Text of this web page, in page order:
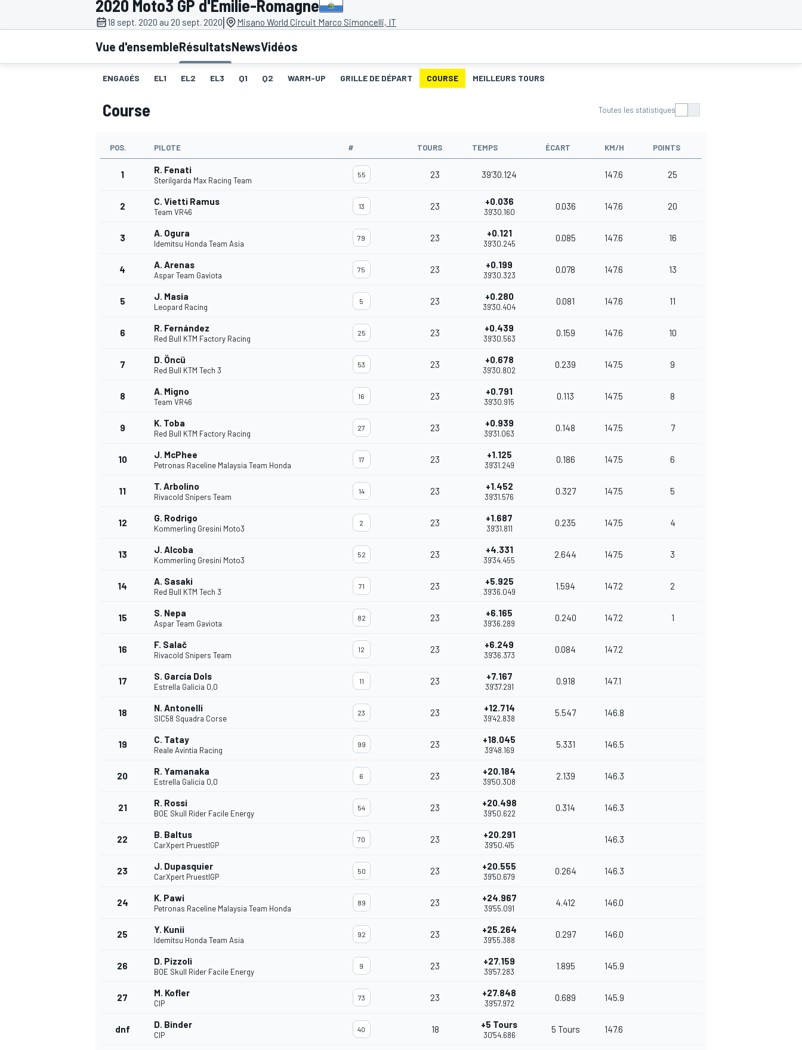
2020 Moto3 GP d'Émilie-Romagne
18 sept. 2020 au 20 sept. 2020| Misano World Circuit Marco Simoncelli, IT
Vue d'ensembleRésultatsNewsVidéos
ENGAGÉS EL1 EL2 EL3 Q1 Q2 WARM-UP GRILLE DE DÉPART COURSE MEILLEURS TOURS
Course Toutes les statistiques
POS. PILOTE # TOURS TEMPS ÉCART KM/H POINTS
1 R. Fenati
Sterilgarda Max Racing Team
55 23 39'30.124 147.6 25
2 C. Vietti Ramus
Team VR46
13 23 +0.036
39'30.160
0.036 147.6 20
3 A. Ogura
Idemitsu Honda Team Asia
79 23 +0.121
39'30.245
0.085 147.6 16
4 A. Arenas
Aspar Team Gaviota
75 23 +0.199
39'30.323
0.078 147.6 13
5 J. Masia
Leopard Racing
5 23 +0.280
39'30.404
0.081 147.6 11
6 R. Fernández
Red Bull KTM Factory Racing
25 23 +0.439
39'30.563
0.159 147.6 10
7 D. Öncü
Red Bull KTM Tech 3
53 23 +0.678
39'30.802
0.239 147.5 9
8 A. Migno
Team VR46
16 23 +0.791
39'30.915
0.113 147.5 8
9 K. Toba
Red Bull KTM Factory Racing
27 23 +0.939
39'31.063
0.148 147.5 7
10 J. McPhee
Petronas Raceline Malaysia Team Honda
17 23 +1.125
39'31.249
0.186 147.5 6
11 T. Arbolino
Rivacold Snipers Team
14 23 +1.452
39'31.576
0.327 147.5 5
12 G. Rodrigo
Kommerling Gresini Moto3
2 23 +1.687
39'31.811
0.235 147.5 4
13 J. Alcoba
Kommerling Gresini Moto3
52 23 +4.331
39'34.455
2.644 147.5 3
14 A. Sasaki
Red Bull KTM Tech 3
71 23 +5.925
39'36.049
1.594 147.2 2
15 S. Nepa
Aspar Team Gaviota
82 23 +6.165
39'36.289
0.240 147.2 1
16 F. Salač
Rivacold Snipers Team
12 23 +6.249
39'36.373
0.084 147.2
17 S. García Dols
Estrella Galicia 0,0
11 23 +7.167
39'37.291
0.918 147.1
18 N. Antonelli
SIC58 Squadra Corse
23 23 +12.714
39'42.838
5.547 146.8
19 C. Tatay
Reale Avintia Racing
99 23 +18.045
39'48.169
5.331 146.5
20 R. Yamanaka
Estrella Galicia 0,0
6 23 +20.184
39'50.308
2.139 146.3
21 R. Rossi
BOE Skull Rider Facile Energy
54 23 +20.498
39'50.622
0.314 146.3
22 B. Baltus
CarXpert PruestlGP
70 23 +20.291
39'50.415
146.3
23 J. Dupasquier
CarXpert PruestlGP
50 23 +20.555
39'50.679
0.264 146.3
24 K. Pawi
Petronas Raceline Malaysia Team Honda
89 23 +24.967
39'55.091
4.412 146.0
25 Y. Kunii
Idemitsu Honda Team Asia
92 23 +25.264
39'55.388
0.297 146.0
26 D. Pizzoli
BOE Skull Rider Facile Energy
9 23 +27.159
39'57.283
1.895 145.9
27 M. Kofler
CIP
73 23 +27.848
39'57.972
0.689 145.9
dnf D. Binder
CIP
40 18 +5 Tours
30'54.686
5 Tours 147.6